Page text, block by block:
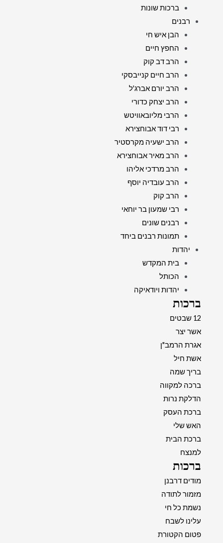
ברכות שונות
רבנים
הבן איש חי
החפץ חיים
הרב דב קוק
הרב חיים קנייבסקי
הרב יורם אברג'ל
הרב יצחק כדורי
הרבי מליובאוויטש
רבי דוד אבוחצירא
הרב ישעיה מקרסטיר
הרב מאיר אבוחצירא
הרב מרדכי אליהו
הרב עובדיה יוסף
הרב קוק
רבי שמעון בר יוחאי
רבנים שונים
תמונות רבנים ביחד
יהדות
בית המקדש
הכותל
יהדות ויודאיקה
ברכות
12 שבטים
אשר יצר
אגרת הרמב"ן
אשת חיל
בריך שמה
ברכה למקווה
הדלקת נרות
ברכת העסק
האש שלי
ברכת הבית
למנצח
ברכות
מודים דרבנן
מזמור לתודה
נשמת כל חי
עלינו לשבח
פטום הקטורת